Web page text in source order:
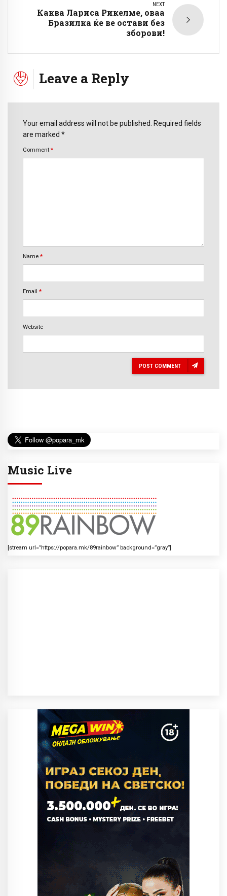
NEXT
Каква Лариса Рикелме, оваа
Бразилка ќе ве остави без
зборови!
Leave a Reply
Your email address will not be published. Required fields
are marked *
Comment *
Name *
Email *
Website
POST COMMENT
Music Live
[stream url=”https://popara.mk/89rainbow” background=”gray”]